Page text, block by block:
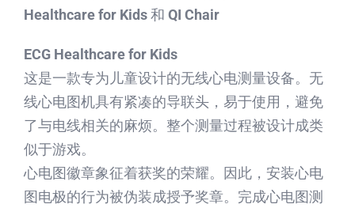
Healthcare for Kids和 QI Chair
ECG Healthcare for Kids
这是一款专为儿童设计的无线心电测量设备。无
线心电图机具有紧凑的导联头，易于使用，避免
了与电线相关的麻烦。整个测量过程被设计成类
似于游戏。
心电图徽章象征着获奖的荣耀。因此，安装心电
图电极的行为被伪装成授予奖章。完成心电图测